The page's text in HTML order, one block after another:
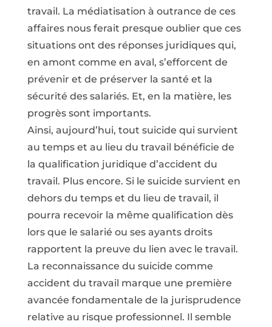
travail. La médiatisation à outrance de ces
affaires nous ferait presque oublier que ces
situations ont des réponses juridiques qui,
en amont comme en aval, s’efforcent de
prévenir et de préserver la santé et la
sécurité des salariés. Et, en la matière, les
progrès sont importants.
Ainsi, aujourd’hui, tout suicide qui survient
au temps et au lieu du travail bénéficie de
la qualification juridique d’accident du
travail. Plus encore. Si le suicide survient en
dehors du temps et du lieu de travail, il
pourra recevoir la même qualification dès
lors que le salarié ou ses ayants droits
rapportent la preuve du lien avec le travail.
La reconnaissance du suicide comme
accident du travail marque une première
avancée fondamentale de la jurisprudence
relative au risque professionnel. Il semble